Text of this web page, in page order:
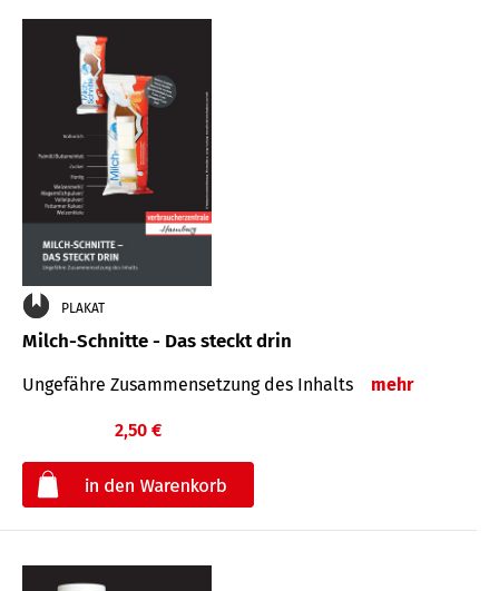
PLAKAT
Milch-Schnitte - Das steckt drin
Ungefähre Zu­sammen­setzung des Inhalts mehr
2,50 €